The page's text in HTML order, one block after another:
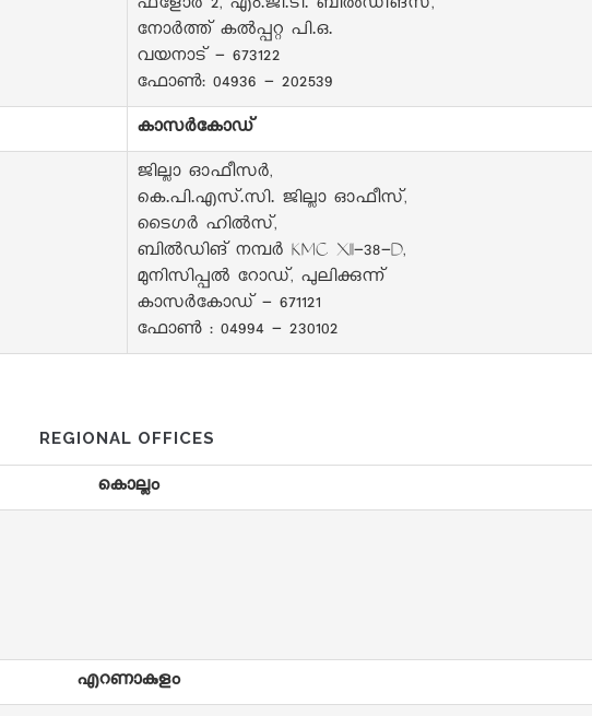
ഫ്‌ളോർ 2, എം.ജി.ടി. ബിൽഡി്ങ്‌സ്,
നോർത്ത് കൽപ്പറ്റ പി.ഒ.
വയനാട് - 673122
ഫോൺ: 04936 - 202539
കാസർകോഡ്
ജില്ലാ ഓഫീസർ,
കെ.പി.എസ്.സി. ജില്ലാ ഓഫീസ്,
ടൈഗർ ഹിൽസ്,
ബിൽഡിങ് നമ്പർ KMC XII-38-D,
മുനിസിപ്പൽ റോഡ്, പുലിക്കുന്ന്
കാസർകോഡ് - 671121
ഫോൺ : 04994 - 230102
REGIONAL OFFICES
കൊല്ലം
എറണാകുളം